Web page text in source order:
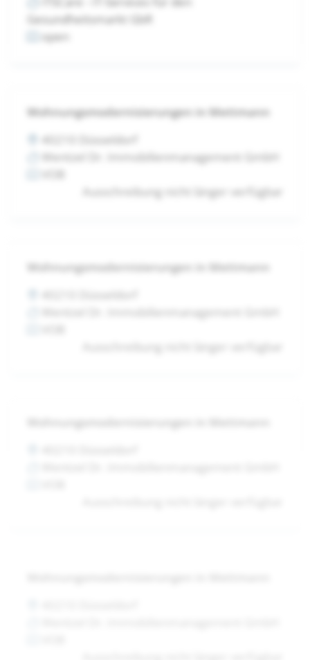
Gesundheitsmarkt GbR
open
Wohnungsmodernisierungen in Mettmann
40210 Düsseldorf
Wentzel Dr. Immobilienmanagement GmbH
Ausschreibung nicht länger verfügbar
Wohnungsmodernisierungen in Mettmann
Wentzel Dr. Immobilienmanagement GmbH
Wohnungsmodernisierungen in Mettmann